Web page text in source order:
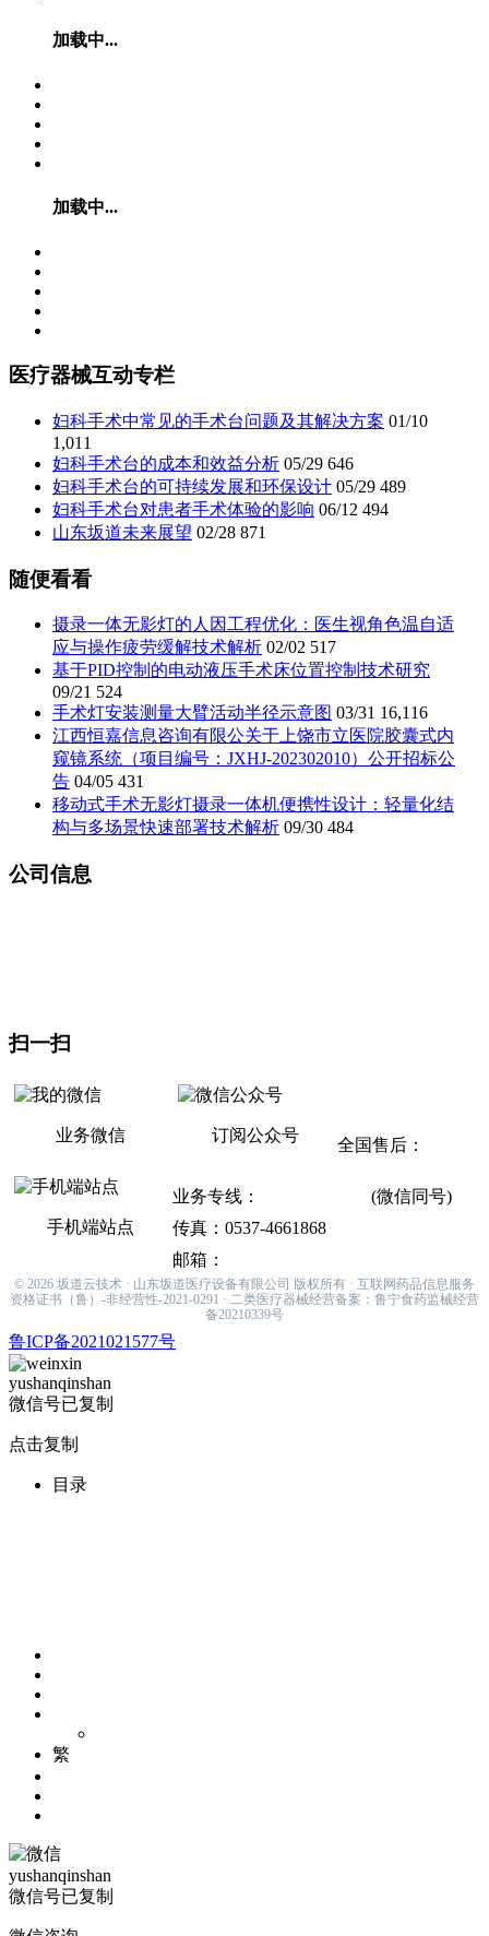
加载中...
加载中...
医疗器械互动专栏
妇科手术中常见的手术台问题及其解决方案 01/10
1,011
妇科手术台的成本和效益分析 05/29 646
妇科手术台的可持续发展和环保设计 05/29 489
妇科手术台对患者手术体验的影响 06/12 494
山东坂道未来展望 02/28 871
随便看看
摄录一体无影灯的人因工程优化：医生视角色温自适
应与操作疲劳缓解技术解析 02/02 517
基于PID控制的电动液压手术床位置控制技术研究
09/21 524
手术灯安装测量大臂活动半径示意图 03/31 16,116
江西恒嘉信息咨询有限公关于上饶市立医院胶囊式内
窥镜系统（项目编号：JXHJ-202302010）公开招标公
告 04/05 431
移动式手术无影灯摄录一体机便携性设计：轻量化结
构与多场景快速部署技术解析 09/30 484
公司信息
扫一扫
业务微信 订阅公众号
手机端站点
全国售后：
业务专线：
(微信同号)
传真：0537-4661868
邮箱：
© 2026 坂道云技术 · 山东坂道医疗设备有限公司 版权所有 · 互联网药品信息服务
资格证书（鲁）-非经营性-2021-0291 · 二类医疗器械经营备案：鲁宁食药监械经营
备20210339号
鲁ICP备2021021577号
yushanqinshan
微信号已复制
点击复制
目录
繁
yushanqinshan
微信号已复制